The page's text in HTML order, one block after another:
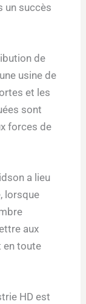
un succès
de
usine de
et les
sont
forces de
a lieu
lorsque
aux
en toute
HD est